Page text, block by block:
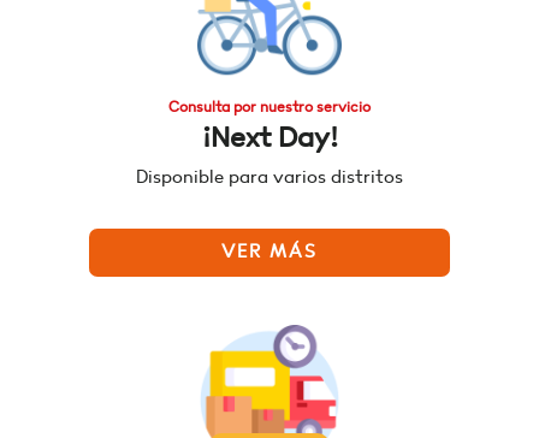
Consulta por nuestro servicio
¡Next Day!
Disponible para varios distritos
VER MÁS